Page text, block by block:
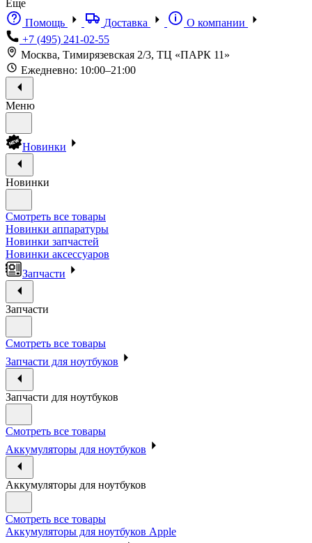
Еще
Помощь
Доставка
О компании
+7 (495) 241-02-55
Москва, Тимирязевская 2/3, ТЦ «ПАРК 11»
Ежедневно: 10:00–21:00
Меню
Новинки
Новинки
Смотреть все товары
Новинки аппаратуры
Новинки запчастей
Новинки аксессуаров
Запчасти
Запчасти
Смотреть все товары
Запчасти для ноутбуков
Запчасти для ноутбуков
Смотреть все товары
Аккумуляторы для ноутбуков
Аккумуляторы для ноутбуков
Смотреть все товары
Аккумуляторы для ноутбуков Apple